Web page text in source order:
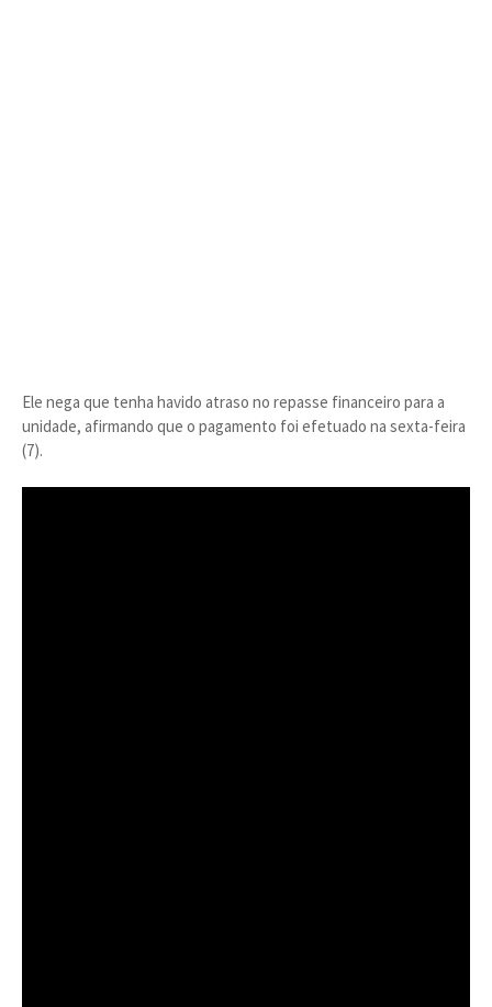
Ele nega que tenha havido atraso no repasse financeiro para a
unidade, afirmando que o pagamento foi efetuado na sexta-feira
(7).